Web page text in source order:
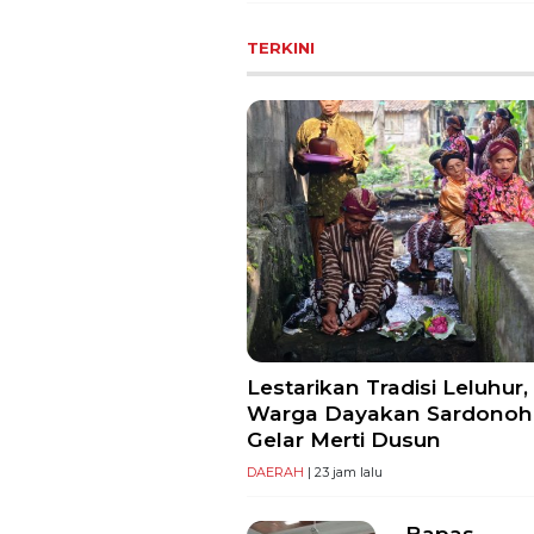
TERKINI
Lestarikan Tradisi Leluhur,
Warga Dayakan
Gelar Merti Dusun
DAERAH | 23 jam lalu